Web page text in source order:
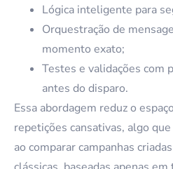
Lógica inteligente para
Orquestração de
momento exato;
Testes e validações com
antes do disparo.
Essa abordagem reduz o
repetições cansativas, algo
ao comparar campanhas